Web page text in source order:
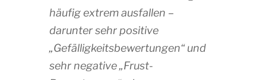
häufig extrem ausfallen –
darunter sehr positive
„Gefälligkeitsbewertungen“ und
sehr negative „Frust-